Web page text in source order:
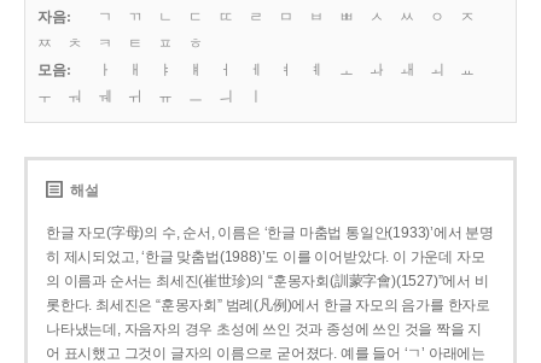
자음: ㄱ ㄲ ㄴ ㄷ ㄸ ㄹ ㅁ ㅂ ㅃ ㅅ ㅆ ㅇ
ㅈ
ㅉ
ㅊ ㅋ ㅌ ㅍ
ㅎ
모음:
ㅏ ㅐ ㅑ ㅒ ㅓ ㅔ ㅕ ㅖ ㅗ ㅘ ㅙ ㅚ
ㅛ
ㅜ
ㅝ ㅞ ㅟ ㅠ ㅡ ㅢ
해설
한글 자모(字母)의 수, 순서, 이름은 ‘한글 마춤법 통일안(1933)’에서 분명
히 제시되었고, ‘한글 맞춤법(1988)’도 이를 이어받았다. 이 가운데 자모
의 이름과 순서는 최세진(崔世珍)의 “훈몽자회(訓蒙字會)(1527)”에서 비
롯한다. 최세진은 “훈몽자회” 범례(凡例)에서 한글 자모의 음가를 한자로
나타냈는데, 자음자의 경우 초성에 쓰인 것과 종성에 쓰인 것을 짝을 지
어 표시했고 그것이 글자의 이름으로 굳어졌다. 예를 들어 ‘ㄱ’ 아래에는